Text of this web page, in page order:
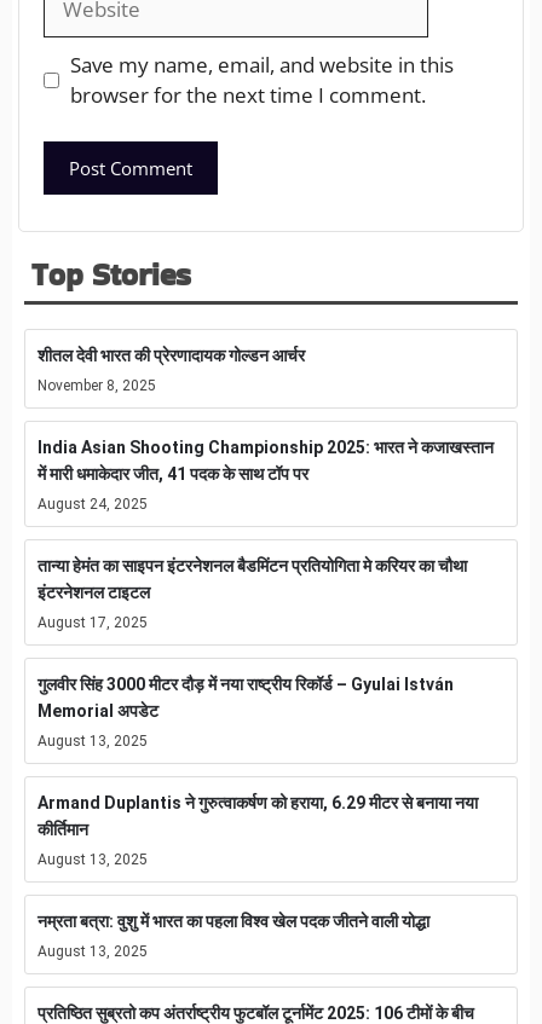
Save my name, email, and website in this
browser for the next time I comment.
Top Stories
शीतल देवी भारत की प्रेरणादायक गोल्डन आर्चर
November 8, 2025
India Asian Shooting Championship 2025: भारत ने कजाखस्तान
में मारी धमाकेदार जीत, 41 पदक के साथ टॉप पर
August 24, 2025
तान्या हेमंत का साइपन इंटरनेशनल बैडमिंटन प्रतियोगिता मे करियर का चौथा
इंटरनेशनल टाइटल
August 17, 2025
गुलवीर सिंह 3000 मीटर दौड़ में नया राष्ट्रीय रिकॉर्ड – Gyulai István
Memorial अपडेट
August 13, 2025
Armand Duplantis ने गुरुत्वाकर्षण को हराया, 6.29 मीटर से बनाया नया
कीर्तिमान
August 13, 2025
नम्रता बत्रा: वुशु में भारत का पहला विश्व खेल पदक जीतने वाली योद्धा
August 13, 2025
प्रतिष्ठित सुब्रतो कप अंतर्राष्ट्रीय फुटबॉल टूर्नामेंट 2025: 106 टीमों के बीच